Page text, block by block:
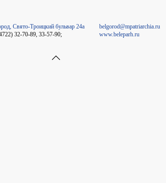
Свято-Троицкий бульвар 24а
32-70-89, 33-57-90;
belgorod@mpatriarchia.ru
www.beleparh.ru